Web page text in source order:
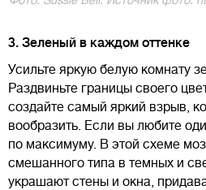
3. Зеленый в каждом оттенке
Усильте яркую белую комнату
Раздвиньте границы своего
создайте самый яркий взрыв,
вообразить. Если вы любите
по максимуму. В этой схеме
смешанного типа в темных и
украшают стены и окна,